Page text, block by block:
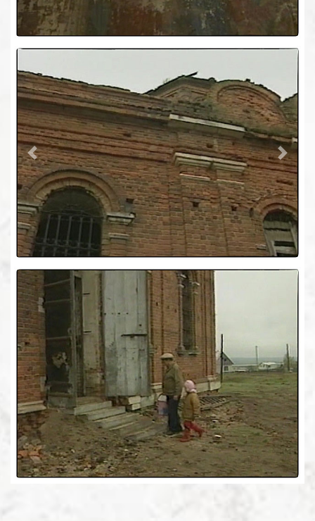
Previous Next